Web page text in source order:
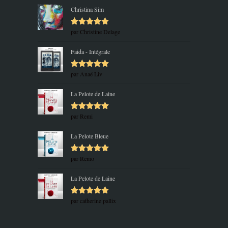
Christina Sim
Note5sur
par Christine Delage
Faida - Intégrale
Note5sur
par Anaé Liv
La Pelote de Laine
Note5sur
par Remi
La Pelote Bleue
Note5sur
par Remo
La Pelote de Laine
Note5sur
par catherine pallix